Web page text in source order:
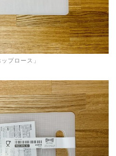
プロース」